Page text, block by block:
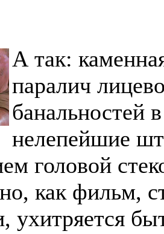
А так:
паралич
банальностей
нелепейшие
головой
как фильм,
ухитряется